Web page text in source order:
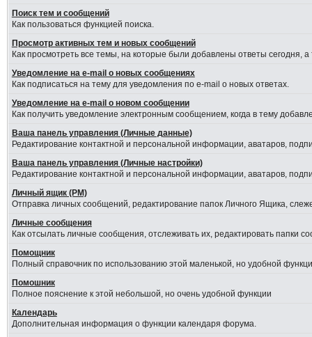
Поиск тем и сообщений
Как пользоваться функцией поиска.
Просмотр активных тем и новых сообщений
Как просмотреть все темы, на которые были добавлены ответы сегодня,
Уведомление на e-mail о новых сообщениях
Как подписаться на тему для уведомления по e-mail о новых ответах.
Уведомление на е-mail о новом сообщении
Как получить уведомление электронным сообщением, когда в тему
Ваша панель управления (Личные данные)
Редактирование контактной и персональной информации, аватаров,
Ваша панель управления (Личные настройки)
Редактирование контактной и персональной информации, аватаров,
Личный ящик (PM)
Отправка личных сообщений, редактирование папок Личного Ящика,
Личные сообщения
Как отсылать личные сообщения, отслеживать их, редактировать папки
Помощник
Полный справочник по использованию этой маленькой, но удобной
Помошник
Полное пояснение к этой небольшой, но очень удобной функции
Календарь
Дополнительная информация о функции календаря форума.